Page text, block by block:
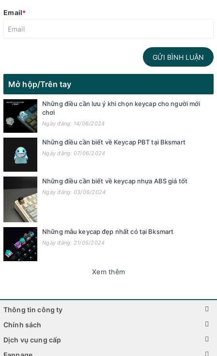
Email*
GỬI BÌNH LUẬN
Mở hộp/Trên tay
Những điều cần lưu ý khi chọn keycap cho người mới
chơi
Ngày đăng: 14/06/2024
Những điều cần biết về Keycap PBT tại Bksmart
Ngày đăng: 07/06/2024
Những điều cần biết về keycap nhựa ABS giá tốt
Ngày đăng: 03/06/2024
Những mẫu keycap đẹp nhất có tại Bksmart
Ngày đăng: 21/05/2024
Xem thêm
Thông tin công ty
Chính sách
Dịch vụ cung cấp